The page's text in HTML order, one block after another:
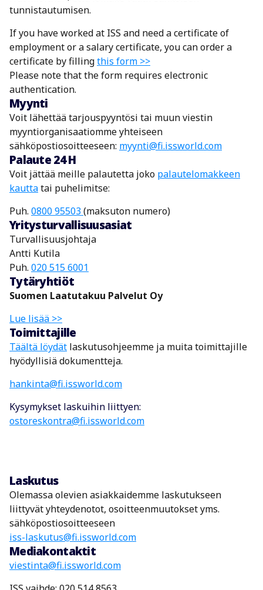
tunnistautumisen.
If you have worked at ISS and need a certificate of
employment or a salary certificate, you can order a
certificate by fillingthis form >>
Please note that the form requires electronic
authentication.
Myynti
Voit lähettää tarjouspyyntösi tai muun viestin
myyntiorganisaatiomme yhteiseen
sähköpostiosoitteeseen: myynti@fi.issworld.com
Palaute 24 H
Voit jättää meille palautetta joko palautelomakkeen
kauttatai puhelimitse:
Puh. 0800 95503(maksuton numero)
Yritysturvallisuusasiat
Turvallisuusjohtaja
Antti Kutila
Puh. 020 515 6001
Tytäryhtiöt
Suomen Laatutakuu Palvelut Oy
Lue lisää >>
Toimittajille
Täältä löydät laskutusohjeemme ja muita toimittajille
hyödyllisiä dokumentteja.
hankinta@fi.issworld.com
Kysymykset laskuihin liittyen:
ostoreskontra@fi.issworld.com
Laskutus
Olemassa olevien asiakkaidemme laskutukseen
liittyvät yhteydenotot, osoitteenmuutokset yms.
sähköpostiosoitteeseen
iss-laskutus@fi.issworld.com
Mediakontaktit
viestinta@fi.issworld.com